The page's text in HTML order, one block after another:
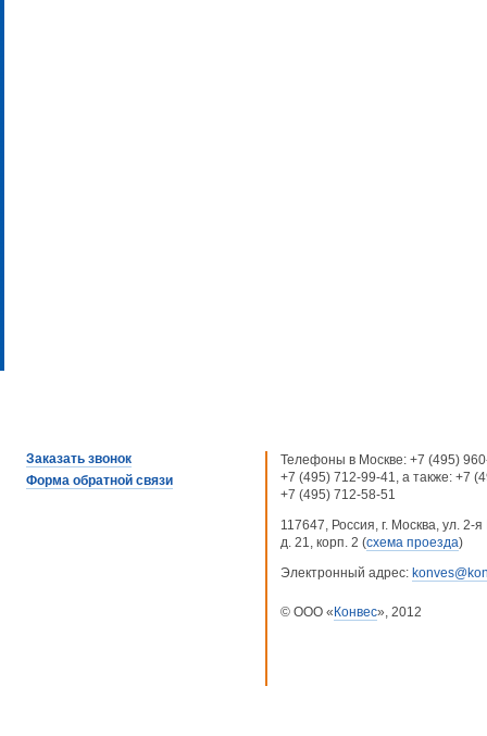
Заказать звонок
Форма обратной связи
Телефоны в Москве: +7 (495)
+7 (495) 712-99-41, а также: +7
+7 (495) 712-58-51
117647, Россия, г. Москва, ул. 2-
д. 21, корп. 2 (схема проезда)
Электронный адрес:
© ООО « Конвес», 2012